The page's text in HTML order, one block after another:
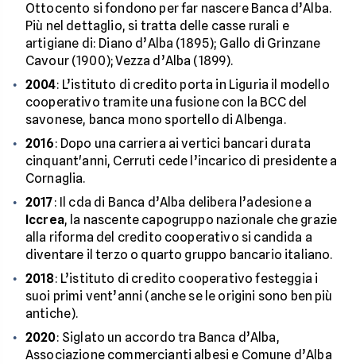
Ottocento si fondono per far nascere Banca d’Alba.
Più nel dettaglio, si tratta delle casse rurali e
artigiane di: Diano d’Alba (1895); Gallo di Grinzane
Cavour (1900); Vezza d’Alba (1899).
2004: L’istituto di credito porta in Liguria il modello
cooperativo tramite una fusione con la BCC del
savonese, banca mono sportello di Albenga.
2016: Dopo una carriera ai vertici bancari durata
cinquant'anni, Cerruti cede l’incarico di presidente a
Cornaglia.
2017: Il cda di Banca d’Alba delibera l’adesione a
Iccrea, la nascente capogruppo nazionale che grazie
alla riforma del credito cooperativo si candida a
diventare il terzo o quarto gruppo bancario italiano.
2018: L’istituto di credito cooperativo festeggia i
suoi primi vent’anni (anche se le origini sono ben più
antiche).
2020: Siglato un accordo tra Banca d’Alba,
Associazione commercianti albesi e Comune d’Alba